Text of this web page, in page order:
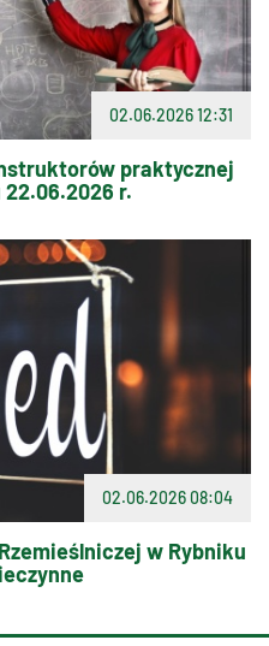
02.06.2026 12:31
praktycznej
r.
02.06.2026 08:04
w Rybniku